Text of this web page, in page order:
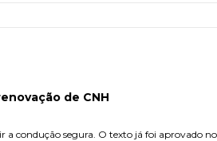
de CNH
condução segura. O texto já foi aprovado